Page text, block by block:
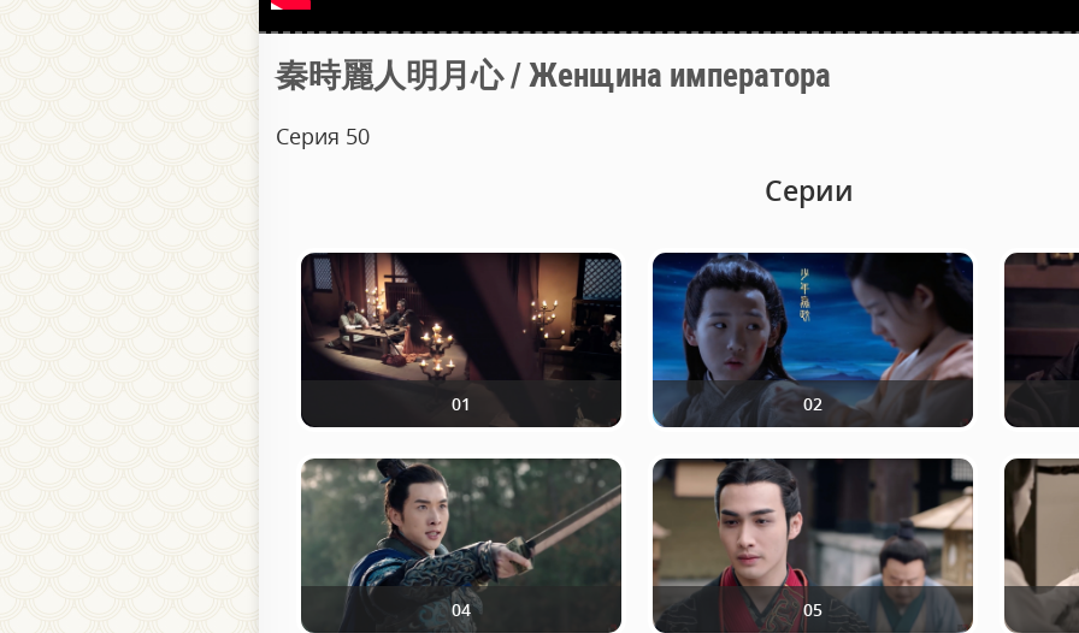
秦時麗人明月心 / Женщина императора
Серия 50
Серии
01 02
04 05